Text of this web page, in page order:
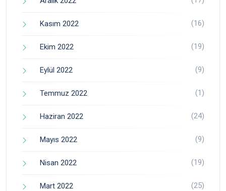
Kasım 2022 (16)
Ekim 2022 (19)
Eylül 2022 (9)
Temmuz 2022 (1)
Haziran 2022 (24)
Mayıs 2022 (9)
Nisan 2022 (19)
Mart 2022 (25)